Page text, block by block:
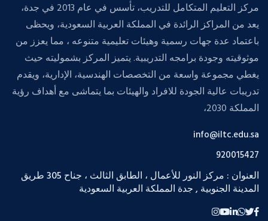
مركز التعليم المتكامل للتدريب، تأسس في عام 2013 في جدة،
يعد من المراكز الرائدة في المملكة العربية السعودية، ويحظى
باعتماد عدة جهات رسمية وهيئات تعليمية متنوعه ، مما يعزز من
موثوقيته وجودة برامجه التدريبية. يتميز المركز بشموليته حيث
يغطي مجموعة واسعة من التخصصات الهندسية، الإدارية، ويقدم
تدريبات عالية الجودة للافراد والهيئات بما يتماشى مع أهداف رؤية
المملكة 2030،
info@iltc.edu.sa
920015427
العنوان : مركز النور للأعمال ، الطابق الثالث ، جناح 305 طريق
المدينة الجنوبية , جدة المملكة العربية السعودية